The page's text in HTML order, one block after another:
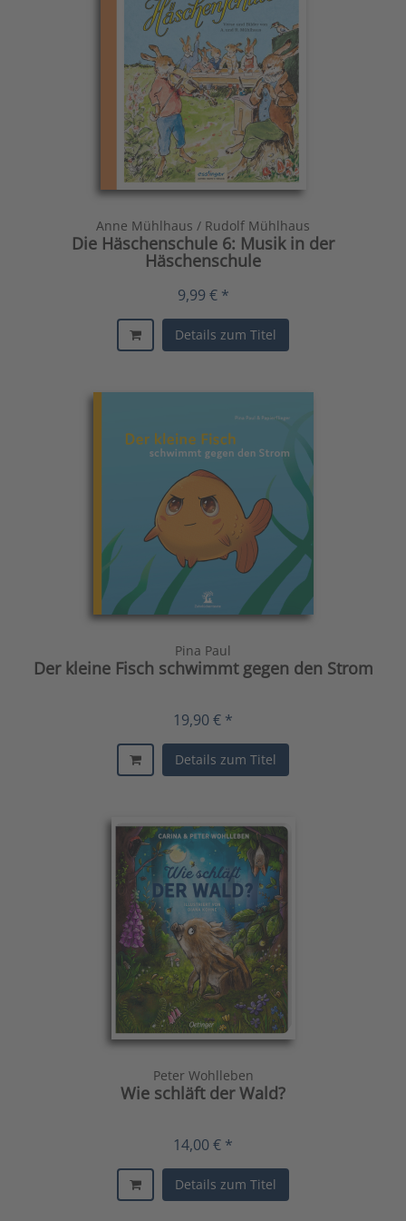
Anne Mühlhaus / Rudolf Mühlhaus
Die Häschenschule 6: Musik in der
Häschenschule
9,99 € *
Details zum Titel
Pina Paul
Der kleine Fisch schwimmt gegen den Strom
19,90 € *
Details zum Titel
Peter Wohlleben
Wie schläft der Wald?
14,00 € *
Details zum Titel